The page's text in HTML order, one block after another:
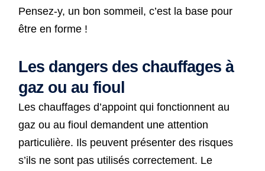
Pensez-y, un bon sommeil, c’est la base pour
être en forme !
Les dangers des chauffages à
gaz ou au fioul
Les chauffages d’appoint qui fonctionnent au
gaz ou au fioul demandent une attention
particulière. Ils peuvent présenter des risques
s’ils ne sont pas utilisés correctement. Le